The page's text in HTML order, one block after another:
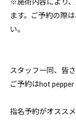
※施術内容により
ます。ご予約の際
い。
スタッフ一同、皆
ご予約はhot
指名予約がオススメ